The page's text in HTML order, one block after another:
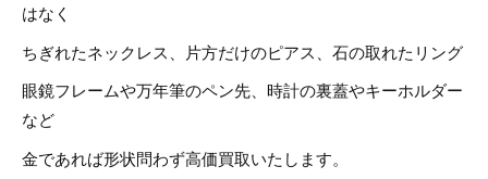
はなく
ちぎれたネックレス、片方だけのピアス、石の取れたリング
眼鏡フレームや万年筆のペン先、時計の裏蓋やキーホルダー
など
金であれば形状問わず高価買取いたします。